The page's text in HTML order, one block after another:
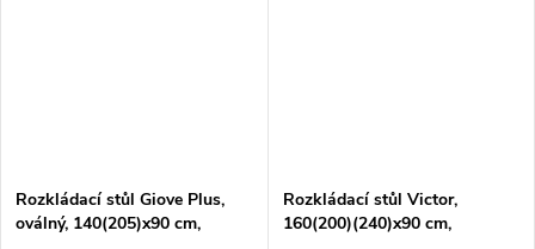
Rozkládací stůl Giove Plus,
oválný, 140(205)x90 cm,
Rozkládací stůl Victor,
160(200)(240)x90 cm,